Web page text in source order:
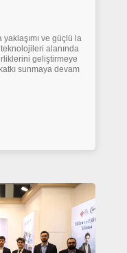
ve güçlü la
alanında
geliştirmeye
sunmaya devam